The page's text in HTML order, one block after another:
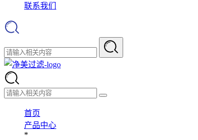
联系我们
首页
产品中心
*